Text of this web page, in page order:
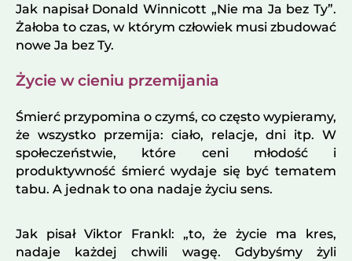
Jak napisał Donald Winnicott „Nie ma Ja bez Ty”.
Żałoba to czas, w którym człowiek musi zbudować
nowe Ja bez Ty.
Życie w cieniu przemijania
Śmierć przypomina o czymś, co często wypieramy,
że wszystko przemija: ciało, relacje, dni itp. W
społeczeństwie, które ceni młodość i
produktywność śmierć wydaje się być tematem
tabu. A jednak to ona nadaje życiu sens.
Jak pisał Viktor Frankl: „to, że życie ma kres,
nadaje każdej chwili wagę. Gdybyśmy żyli